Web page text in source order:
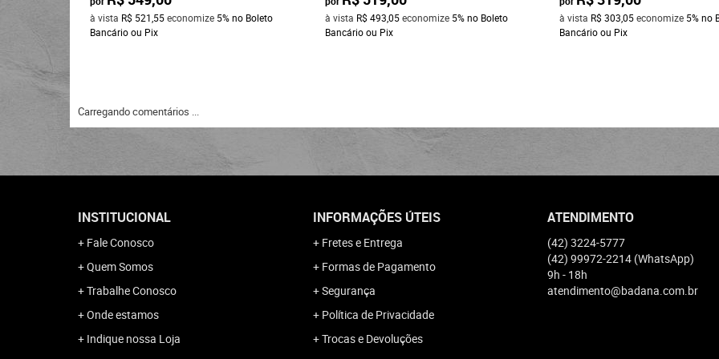
à vista R$ 521,55economize 5%no Boleto
Bancário ou Pix
à vista R$ 493,05economize 5% no Boleto
Bancário ou Pix
à vista R$ 303,05economize 5%no
Bancário ou Pix
Carregando comentários ...
INSTITUCIONAL
Fale Conosco
Quem Somos
Trabalhe Conosco
Onde estamos
Indique nossa Loja
INFORMAÇÕES ÚTEIS
Fretes e Entrega
Formas de Pagamento
Segurança
Política de Privacidade
Trocas e Devoluções
ATENDIMENTO
(42) 3224-5777
(42) 99972-2214 (WhatsApp)
9h - 18h
atendimento@badana.com.br